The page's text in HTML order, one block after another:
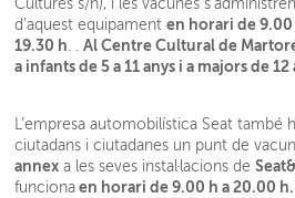
Cultures s/n), i les vacunes
d'aquest equipamenten horari de 9.00
19.30 h. .Al Centre Cultural de
a infants de 5 a 11 anys i a majors de 12
L’empresa automobilística Seat també
ciutadans i ciutadanes un punt de
annex a les seves instal·lacions de
funciona en horari de 9.00 h a 20.00 h.